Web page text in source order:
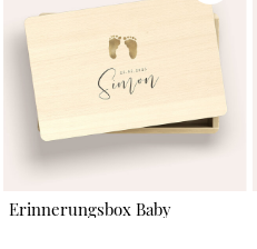
Erinnerungsbox Baby